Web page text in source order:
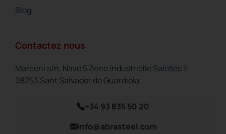
Blog
Contactez nous
Marconi s/n, Nave 5 Zone industrielle Salelles II
08253 Sant Salvador de Guardiola
+34 93 835 50 20
info@abrasteel.com